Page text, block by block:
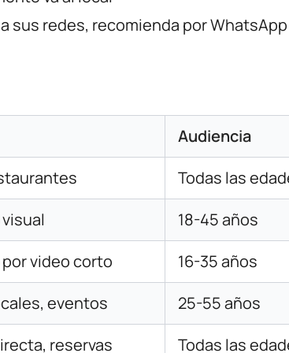
sus redes, recomienda por WhatsApp
Audiencia
Todas las
18-45 años
video corto
16-35 años
eventos
25-55 años
reservas Todas las